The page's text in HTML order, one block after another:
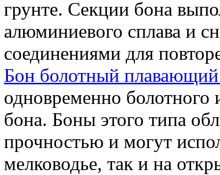
грунте. Секции бона
алюминиевого сплава и
соединениями для
Бон болотный
одновременно болотного
бона. Боны этого типа
прочностью и могут
мелководье, так и на